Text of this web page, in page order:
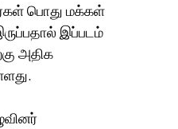
பொது மக்கள்
இப்படம்
அதிக